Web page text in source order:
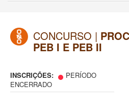
CONCURSO |
PEB I E PEB II
INSCRIÇÕES:
PERÍODO
ENCERRADO